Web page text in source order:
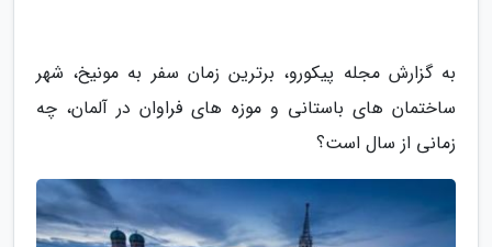
به گزارش مجله پیکورو، برترین زمان سفر به مونیخ، شهر
ساختمان های باستانی و موزه های فراوان در آلمان، چه
زمانی از سال است؟